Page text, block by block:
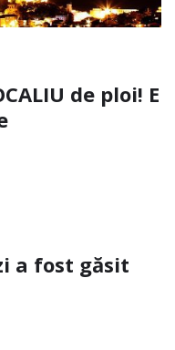
de ploi! E
a fost găsit